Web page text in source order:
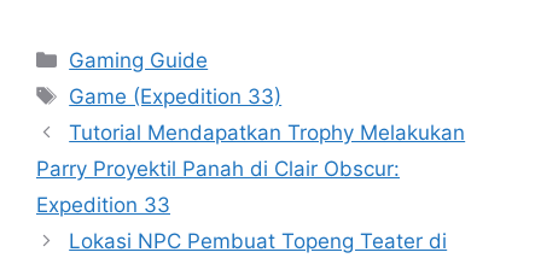
Categories
Gaming Guide
Tags
Game (Expedition 33)
Tutorial Mendapatkan Trophy Melakukan
Parry Proyektil Panah di Clair Obscur:
Expedition 33
Lokasi NPC Pembuat Topeng Teater di